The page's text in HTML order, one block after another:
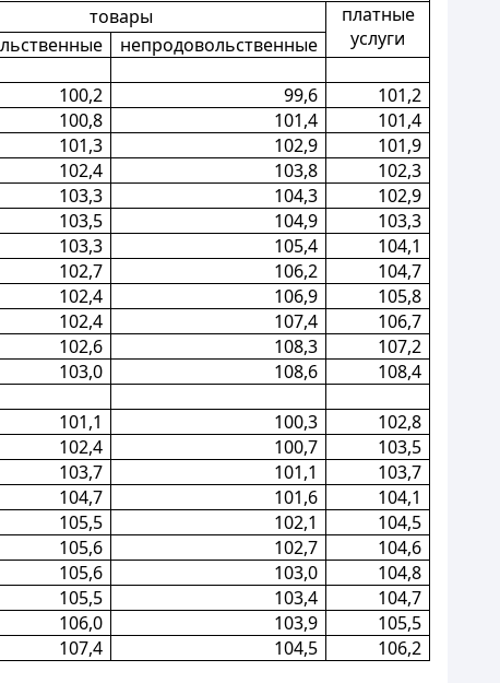
товары
платные
услуги
непродовольственные
100,2 99,6
101,2
100,8 101,4
101,4
101,3 102,9
101,9
102,4 103,8
102,3
103,3 104,3
102,9
103,5 104,9
103,3
103,3 105,4
104,1
102,7 106,2
104,7
102,4 106,9
105,8
102,4 107,4
106,7
102,6 108,3
107,2
103,0 108,6
108,4
101,1 100,3
102,8
102,4 100,7
103,5
103,7 101,1
103,7
104,7 101,6
104,1
105,5 102,1
104,5
105,6 102,7
104,6
105,6 103,0
104,8
105,5 103,4
104,7
106,0 103,9
105,5
107,4 104,5 106,2